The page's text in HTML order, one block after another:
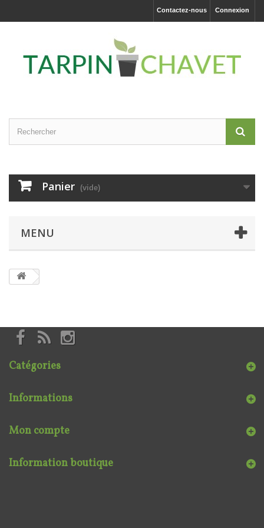
Connexion
Contactez-nous
Panier (vide)
MENU
Catégories
Informations
Mon compte
Information boutique